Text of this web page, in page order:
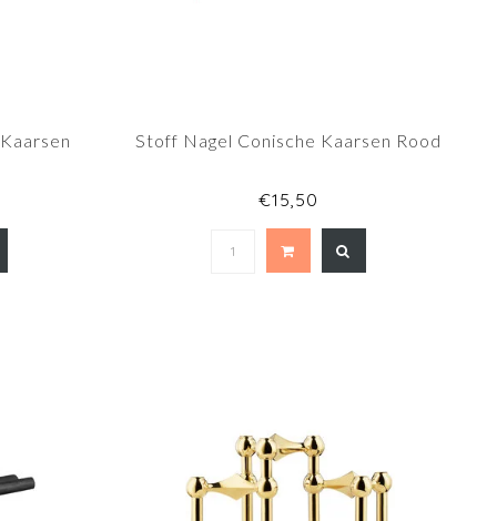
Stoff Nagel Conische Kaarsen Rood
€15,50